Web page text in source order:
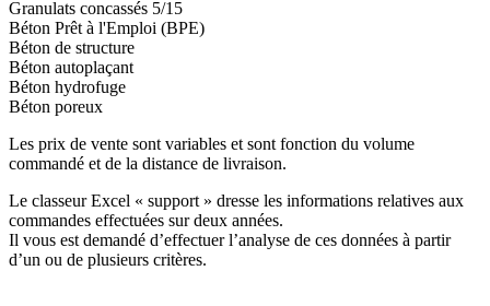
Granulats concassés 5/15
Béton Prêt à l'Emploi (BPE)
Béton de structure
Béton autoplaçant
Béton hydrofuge
Béton poreux
Les prix de vente sont variables et sont fonction du volume
commandé et de la distance de livraison.
Le classeur Excel « support » dresse les informations relatives aux
commandes effectuées sur deux années.
Il vous est demandé d’effectuer l’analyse de ces données à partir
d’un ou de plusieurs critères.